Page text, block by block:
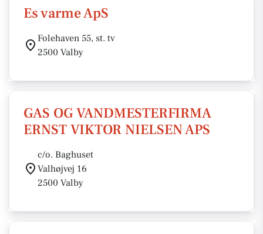
Es varme ApS
Folehaven 55, st. tv
2500 Valby
GAS OG VANDMESTERFIRMA
ERNST VIKTOR NIELSEN APS
c/o. Baghuset
Valhøjvej 16
2500 Valby